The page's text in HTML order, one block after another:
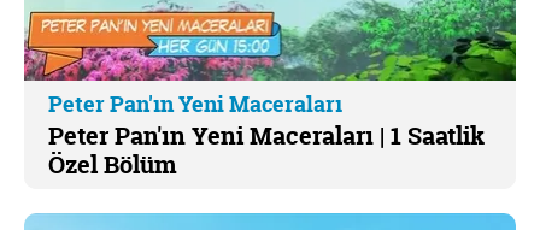
Peter Pan'ın Yeni Maceraları
Peter Pan'ın Yeni Maceraları | 1 Saatlik
Özel Bölüm